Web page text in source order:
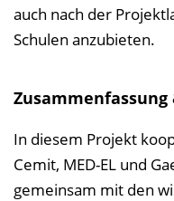
auch nach der
Schulen anzubieten.
Zusammenfassung
In diesem Projekt
Cemit, MED-EL und
gemeinsam mit den